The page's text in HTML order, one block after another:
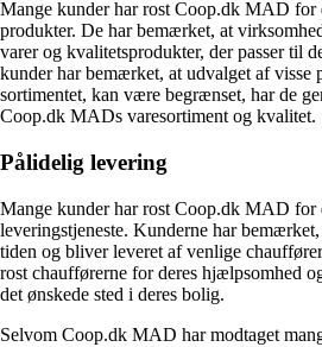
Mange kunder har rost Coop.dk MAD for
produkter. De har bemærket, at
varer og kvalitetsprodukter, der passer til
kunder har bemærket, at udvalget af visse
sortimentet, kan være begrænset, har de
Coop.dk MADs varesortiment og kvalitet.
Pålidelig levering
Mange kunder har rost Coop.dk MAD for
leveringstjeneste. Kunderne har
tiden og bliver leveret af venlige
rost chaufførerne for deres hjælpsomhed
det ønskede sted i deres bolig.
Selvom Coop.dk MAD har modtaget